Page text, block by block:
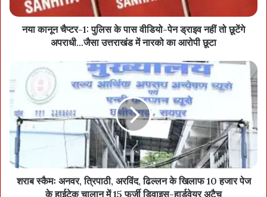
मिली जानकारी के मुताबिक एसी बस 52 सीटर है। इसके जरिए कालोनी के 150
बच्चे अलग-अलग पालियों में स्कूल आना-जाना कर सकेंगे। बस का संचालन
नया कानून चैप्टर-1: पुलिस के पास वीडियो-पेन ड्राइव नहीं तो छूटेंगे
अपराधी...जैसा उत्तराखंड में नारको का आरोपी छूटा
शराब स्कैमः अनवर, त्रिपाठी, अरविंद, ढिल्लन के खिलाफ 10 हजार पेज
के हाईटेक चालान में 15 फर्जी डिवाइस-हार्डवेयर अटैच